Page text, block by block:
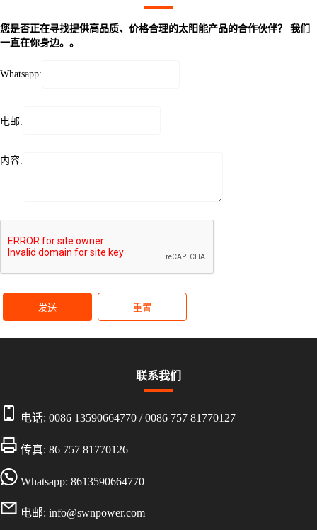
您是否正在寻找提供高品质、价格合理的太阳能产品的合作伙伴？ 我们
一直在你身边。。
Whatsapp:
电邮:
内容:
发送 重置
联系我们
电话: 0086 13590664770 /0086 757 81770127
传真: 86 757 81770126
Whatsapp: 8613590664770
电邮: info@swnpower.com